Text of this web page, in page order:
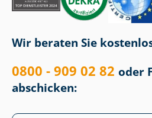
Wir beraten Sie
0800 - 909 02 82 oder
abschicken: